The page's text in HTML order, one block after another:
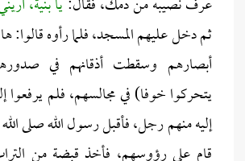
عرف نصيبه من دمك، فقال:يا بنية،
ثم دخل عليهم المسجد، فلما رأوه قالوا:
أبصارهم وسقطت أذقانهم في
يتحركوا خوفا) في مجالسهم، فلم يرفعوا
إليه منهم رجل، فأقبل رسول الله صلى